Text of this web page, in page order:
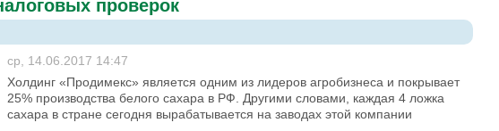
проверок
ср, 14.06.2017 14:47
Холдинг «Продимекс» является одним из лидеров агробизнеса и покрывает
25% производства белого сахара в РФ. Другими словами, каждая 4 ложка
сахара в стране сегодня вырабатывается на заводах этой компании